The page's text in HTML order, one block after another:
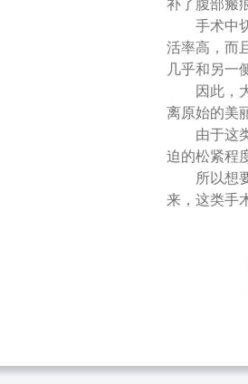
补了腹部瘢
手术中
活率高，而
几乎和另一
因此，
离原始的美
由于这
迫的松紧程
所以想
来，这类手